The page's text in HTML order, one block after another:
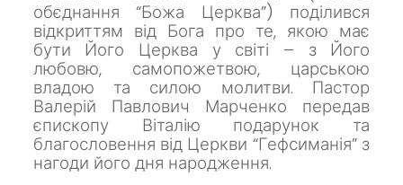
обєднання “Божа Церква”) поділився
відкриттям від Бога про те, якою має
бути Його Церква у світі – з Його
любовю, самопожетвою, царською
владою та силою молитви. Пастор
Валерій Павлович Марченко передав
єпископу Віталію подарунок та
благословення від Церкви “Гефсиманія” з
нагоди його дня народження.